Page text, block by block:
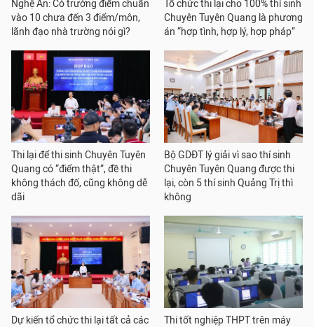
Nghệ An: Có trường điểm chuẩn
vào 10 chưa đến 3 điểm/môn,
lãnh đạo nhà trường nói gì?
Tổ chức thi lại cho 100% thí sinh
Chuyên Tuyên Quang là phương
án “hợp tình, hợp lý, hợp pháp”
Thi lại để thi sinh Chuyên Tuyên
Quang có “điểm thật”, đề thi
không thách đố, cũng không dễ
dãi
Bộ GDĐT lý giải vì sao thí sinh
Chuyên Tuyên Quang được thi
lại, còn 5 thí sinh Quảng Trị thì
không
Dự kiến tổ chức thi lại tất cả các
Thi tốt nghiệp THPT trên máy